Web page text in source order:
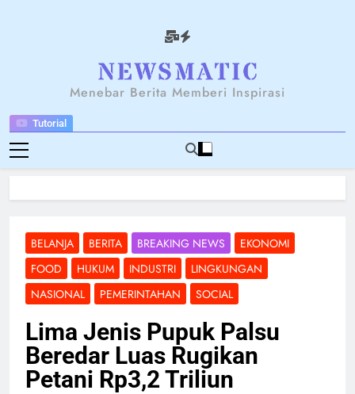
Tutorial
NEWSANTARA
Menebar Berita Memberi Inspirasi
BELANJA BERITA BREAKING NEWS
EKONOMI
FOOD
HUKUM INDUSTRI
LINGKUNGAN
NASIONAL
PEMERINTAHAN SOCIAL
Lima Jenis Pupuk Palsu
Beredar Luas Rugikan
Petani Rp3,2 Triliun